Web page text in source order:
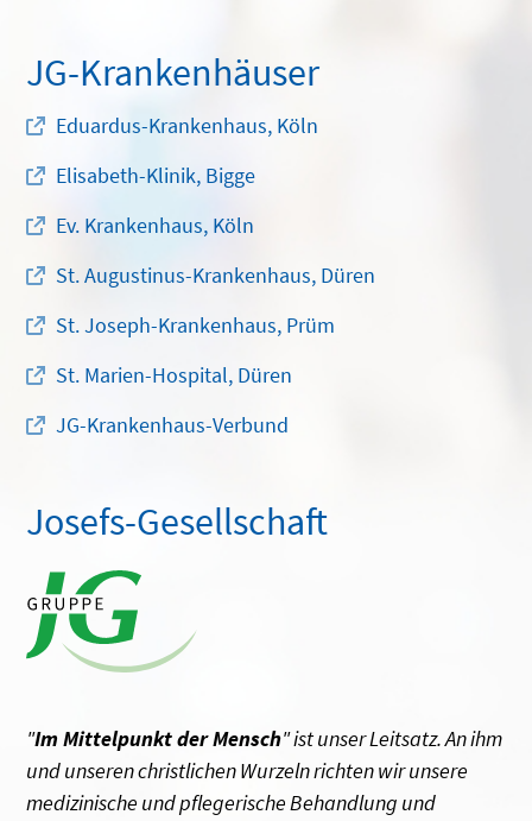
JG-Krankenhäuser
Eduardus-Krankenhaus, Köln
Elisabeth-Klinik, Bigge
Ev. Krankenhaus, Köln
St. Augustinus-Krankenhaus, Düren
St. Joseph-Krankenhaus, Prüm
St. Marien-Hospital, Düren
JG-Krankenhaus-Verbund
Josefs-Gesellschaft
"Im Mittelpunkt der Mensch" ist unser Leitsatz. An ihm
und unseren christlichen Wurzeln richten wir unsere
medizinische und pflegerische Behandlung und